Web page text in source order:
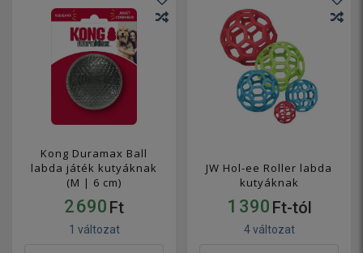
Kong Duramax Ball
labda játék kutyáknak
(M | 6 cm)
2 690 Ft
1 változat
JW Hol-ee Roller labda
kutyáknak
1 390 Ft-tól
4 változat